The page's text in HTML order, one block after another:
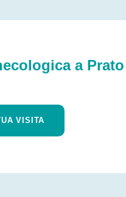
a
VISITA